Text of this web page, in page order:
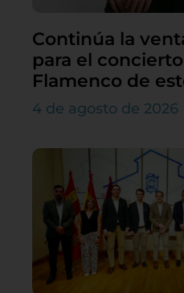
Continúa la
para el
Flamenco de
4 de agosto de 2026